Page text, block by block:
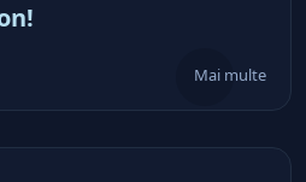
Mai multe